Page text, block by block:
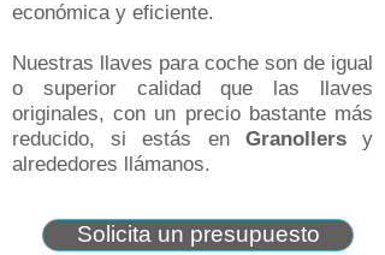
económica y eficiente.
Nuestras llaves para coche son de igual
o superior calidad que las llaves
originales, con un precio bastante más
reducido, si estás enGranollersy
alrededores llámanos.
Solicita un presupuesto